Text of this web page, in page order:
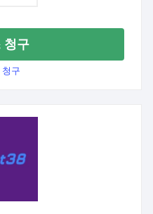
청구
구